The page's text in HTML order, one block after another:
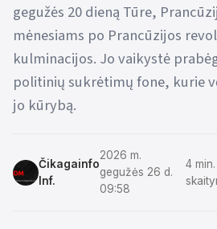
gegužės 20 dieną Tūre,
mėnesiams po Prancūzijos
kulminacijos. Jo vaikystė
politinių sukrėtimų fone, kurie
jo kūrybą.
Čikagainfo
Inf.
2026 m.
gegužės 26 d.
09:58
4 min.